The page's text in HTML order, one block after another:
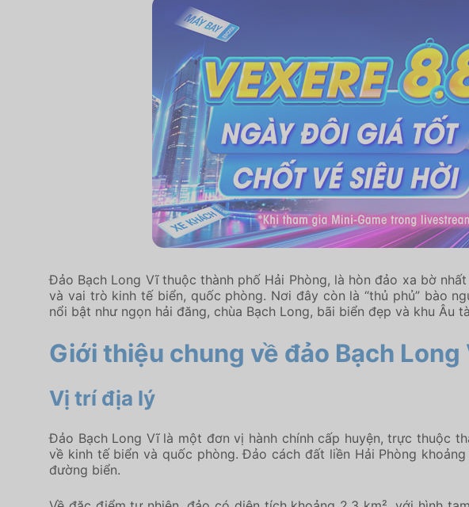
Đảo Bạch Long Vĩ thuộc thành phố Hải Phòng, là hòn đảo xa bờ
và vai trò kinh tế biển, quốc phòng. Nơi đây còn là “thủ phủ” bào
nổi bật như ngọn hải đăng, chùa Bạch Long, bãi biển đẹp và khu Âu
Giới thiệu chung về đảo Bạch
Vị trí địa lý
Đảo Bạch Long Vĩ là một đơn vị hành chính cấp huyện, trực thuộc
về kinh tế biển và quốc phòng. Đảo cách đất liền Hải Phòng
đường biển.